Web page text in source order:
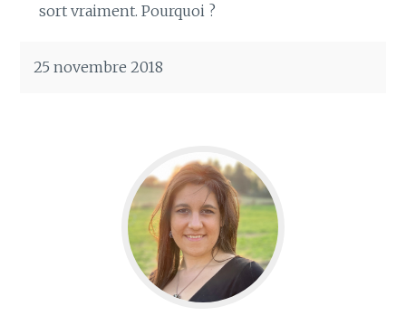
sort vraiment. Pourquoi ?
25 novembre 2018